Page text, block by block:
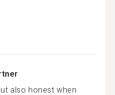
also honest when